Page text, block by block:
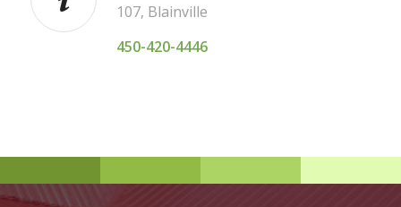
107, Blainville
450-420-4446